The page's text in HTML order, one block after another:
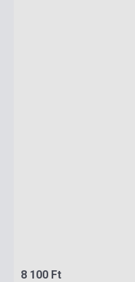
8 100 Ft